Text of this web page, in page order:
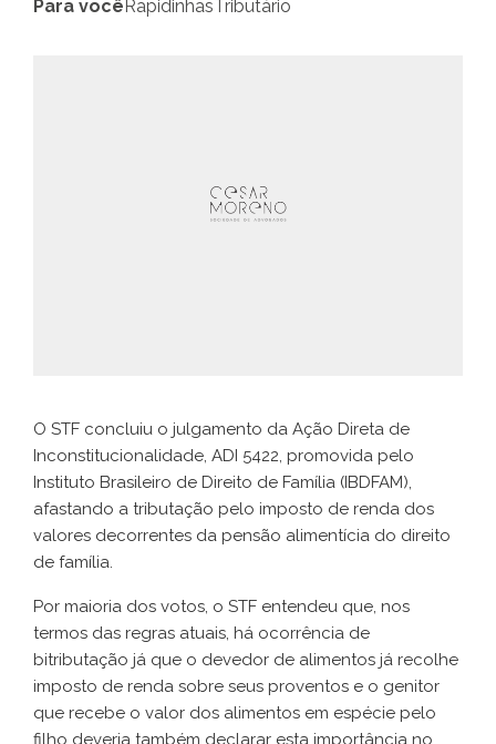
Para você Rapidinhas Tributário
O STF concluiu o julgamento da Ação Direta de
Inconstitucionalidade, ADI 5422, promovida pelo
Instituto Brasileiro de Direito de Família (IBDFAM),
afastando a tributação pelo imposto de renda dos
valores decorrentes da pensão alimentícia do direito
de família.
Por maioria dos votos, o STF entendeu que, nos
termos das regras atuais, há ocorrência de
bitributação já que o devedor de alimentos já recolhe
imposto de renda sobre seus proventos e o genitor
que recebe o valor dos alimentos em espécie pelo
filho deveria também declarar esta importância no